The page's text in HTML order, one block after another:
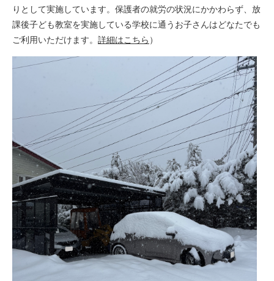
りとして実施しています。保護者の就労の状況にかかわらず、放
課後子ども教室を実施している学校に通うお子さんはどなたでも
ご利用いただけます。 詳細はこちら ）